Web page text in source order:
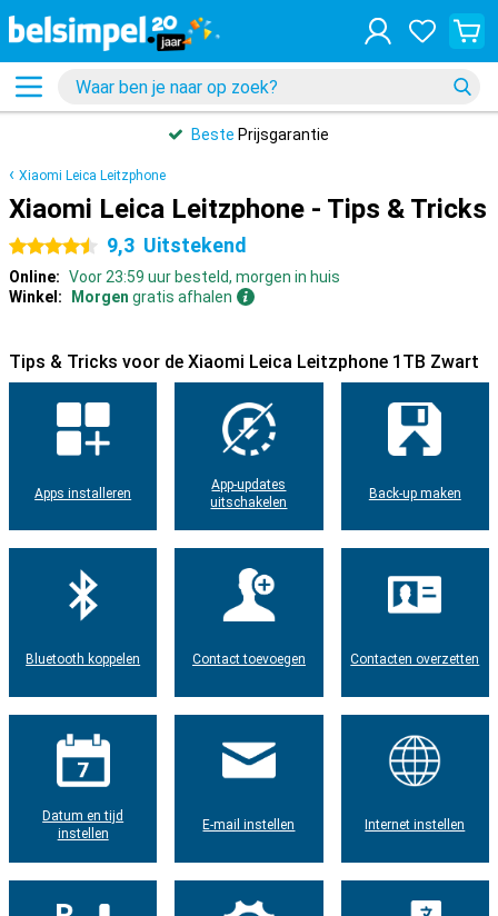
Beste Prijsgarantie
Xiaomi Leica Leitzphone
Xiaomi Leica Leitzphone - Tips & Tricks
4.5 sterren 9,3 Uitstekend
Online: Voor 23:59 uur besteld, morgen in huis
Winkel:
Morgen gratis afhalen
Tips & Tricks voor de Xiaomi Leica Leitzphone 1TB Zwart
Apps installeren
App-updates
uitschakelen
Back-up maken
Bluetooth koppelen Contact toevoegen Contacten overzetten
Datum en tijd
instellen
E-mail instellen Internet instellen